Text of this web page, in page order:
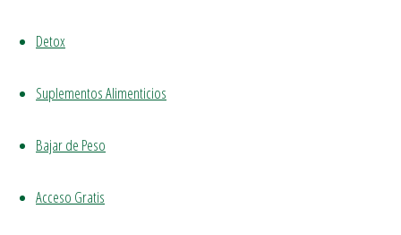
Detox
Suplementos Alimenticios
Bajar de Peso
Acceso Gratis